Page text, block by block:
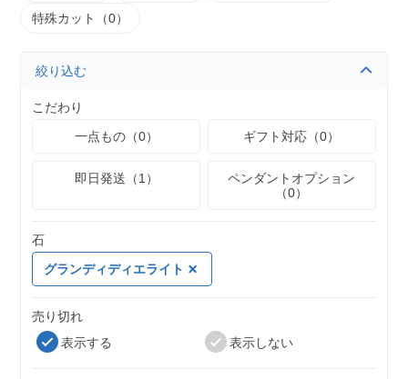
特殊カット（0）
絞り込む
こだわり
一点もの（0）
ギフト対応（0）
即日発送（1）
ペンダントオプション
（0）
石
グランディディエライト
売り切れ
表示する
表示しない